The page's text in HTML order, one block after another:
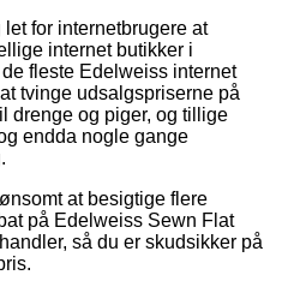
for internetbrugere at
internet butikker i
fleste Edelweiss internet
tvinge udsalgspriserne på
drenge og piger, og tillige
endda nogle gange
at besigtige flere
på Edelweiss Sewn Flat
så du er skudsikker på